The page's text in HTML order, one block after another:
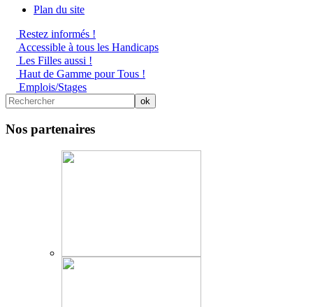
Plan du site
Restez informés !
Accessible à tous les Handicaps
Les Filles aussi !
Haut de Gamme pour Tous !
Emplois/Stages
Nos partenaires